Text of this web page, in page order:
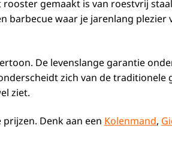
gemaakt is van roestvrij
barbecue waar je jarenlang plezier
De levenslange garantie
zich van de traditionele
ziet.
Denk aan een Kolenmand,